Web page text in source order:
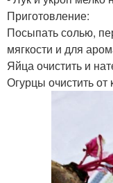
Приготовление:
Посыпать солью,
мягкости и для
Яйца очистить и
Огурцы очистить от